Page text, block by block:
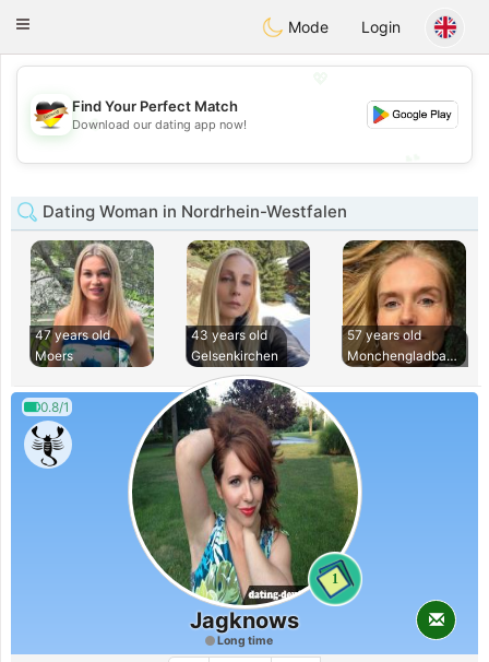
DeutschDating
Toggle
Mode Login
💖
💕
Find Your Perfect Match
Download our dating app now!
Dating Woman in Nordrhein-Westfalen
47 years old
Moers
43 years old
Gelsenkirchen
57 years old
Monchengladbach
0.8/1
1
Jagknows
Long time